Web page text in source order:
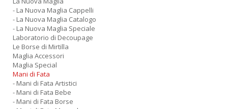
- La Nuova Maglia Cappelli
- La Nuova Maglia Catalogo
- La Nuova Maglia Speciale
Laboratorio di Decoupage
Le Borse di Mirtilla
Maglia Accessori
Maglia Special
Mani di Fata
- Mani di Fata Artistici
- Mani di Fata Bebe
- Mani di Fata Borse